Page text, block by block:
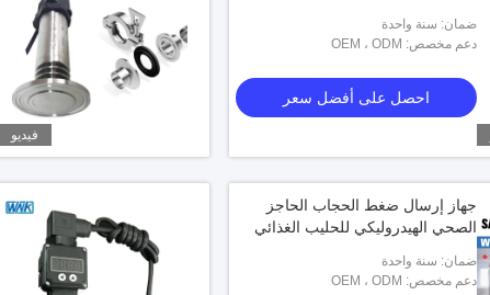
5V HVAC استشعار الضغط
فيديو
4-20mA 0-10V I2C جهاز استشعار ضغط
الأكسجين لنظام مراقبة إمدادات الغاز
ضمان: سنة واحدة
دعم مخصص: OEM ، ODM
احصل على أفضل سعر
فيديو
جهاز إرسال ضغط الحجاب الحاجز
الصحي الهيدروليكي للحليب الغذائي
ضمان: سنة واحدة
دعم مخصص: OEM ، ODM